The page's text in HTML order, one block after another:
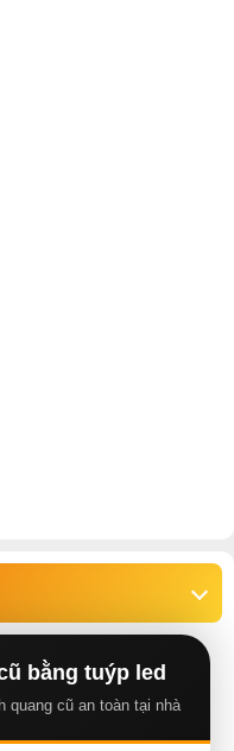
bằng tuýp led
quang cũ an toàn tại nhà